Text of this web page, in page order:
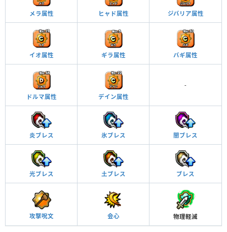
メラ属性 ヒャド属性 ジバリア属性
イオ属性 ギラ属性 バギ属性
ドルマ属性 デイン属性
-
炎ブレス 氷ブレス 闇ブレス
光ブレス 土ブレス ブレス
攻撃呪文 会心 物理軽減